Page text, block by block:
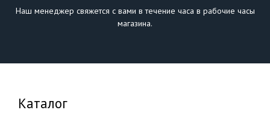
Наш менеджер свяжется с вами в течение часа в рабочие часы
магазина.
Каталог